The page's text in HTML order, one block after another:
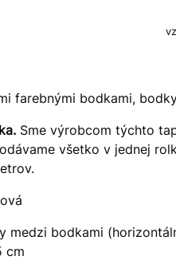
farebnými bodkami,
Sme výrobcom týchto
všetko v jednej
medzi bodkami
cm